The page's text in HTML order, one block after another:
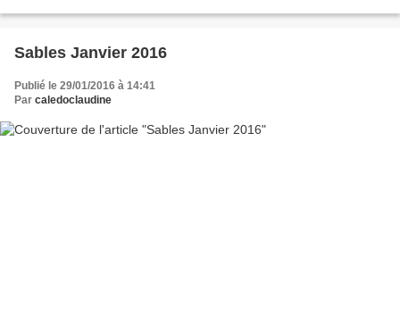
Sables Janvier 2016
Publié le 29/01/2016 à 14:41
Par caledoclaudine